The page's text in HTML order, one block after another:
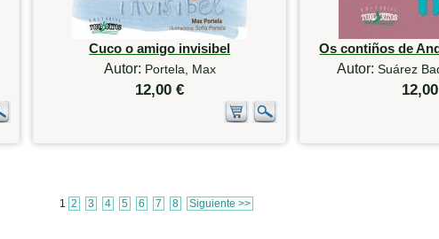
Cuco o amigo invisibel
Autor: Portela, Max
12,00 €
Os contiños de
Autor: Suárez
1 2 3 4 5 6 7 8 Siguiente >>